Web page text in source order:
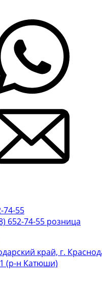
74-55
652-74-55 розница
край, г.
(р-н Катюши)